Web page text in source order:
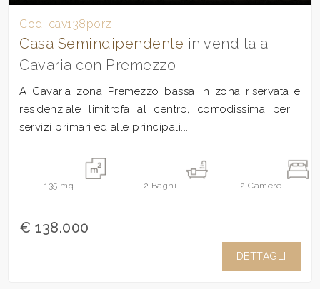
Cod. cav138porz
Casa Semindipendente in vendita a
Cavaria con Premezzo
A Cavaria zona Premezzo bassa in zona riservata e
residenziale limitrofa al centro, comodissima per i
servizi primari ed alle principali...
135 mq 2 Bagni 2 Camere
€ 138.000
DETTAGLI